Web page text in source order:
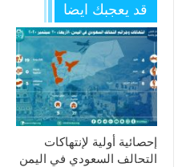
قد يعجبك ايضا
إحصائية أولية لإنتهاكات
التحالف السعودي في اليمن